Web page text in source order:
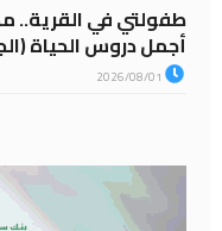
طفولتي في القرية..
أجمل دروس الحياة